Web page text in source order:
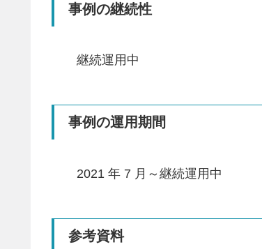
事例の継続性
継続運用中
事例の運用期間
2021 年 7 月～継続運用中
参考資料